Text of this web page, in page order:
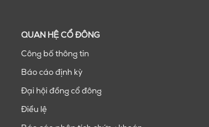
QUAN HỆ CỔ ĐÔNG
Công bố thông tin
Báo cáo định kỳ
Đại hội đồng cổ đông
Điều lệ